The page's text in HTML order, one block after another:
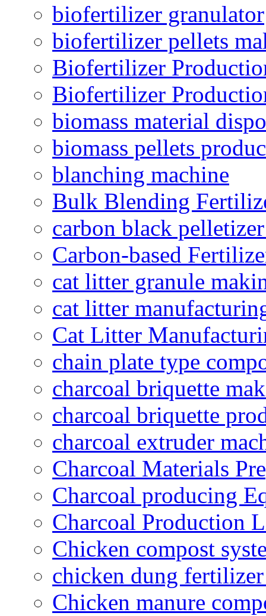
biofertilizer granulator
biofertilizer pellets
Biofertilizer
Biofertilizer
biomass material
biomass pellets
blanching machine
Bulk Blending
carbon black
Carbon-based
cat litter granule
cat litter
Cat Litter
chain plate type
charcoal briquette
charcoal briquette
charcoal extruder
Charcoal Materials
Charcoal producing
Charcoal Production
Chicken compost
chicken dung
Chicken manure